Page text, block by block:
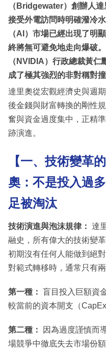
（Bridgewater）創辦人
接受外電訪問時明確潑冷
（AI）市場已經出現了明
終將無可避免地走向爆破
（NVIDIA）行政總裁黃
成了極其強烈的非對稱對撞
達里奧從宏觀經濟史與週
後金錢與財富轉換的剛性
奮與資金過度集中，正精
跡演進。
【一、技術變革
奧：不是投入過
足被淘汰
技術演進與泡沫規律： 達
融史，所有偉大的技術變
初期沒有任何人能做到絕
對範式轉移時，通常只有
第一種： 盲目投入巨額資
較當前的資本開支（
第二種：
因為過度謹慎而
場競爭中徹底失去市場份